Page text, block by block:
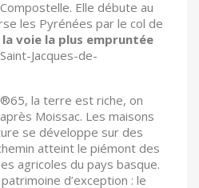
Elle débute au
les Pyrénées par le col de
la voie la plus empruntée
Jacques-de-
la terre est riche, on
Moissac. Les maisons
se développe sur des
atteint le piémont des
agricoles du pays basque.
d’exception : le